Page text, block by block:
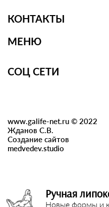
КОНТАКТЫ
МЕНЮ
СОЦ СЕТИ
www.galife-net.ru © 2022
Жданов С.В.
Создание сайтов
medvedev.studio
Ручная
Новые формы и